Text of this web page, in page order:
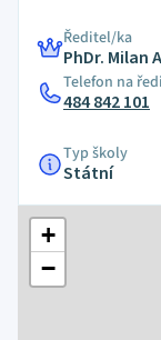
Ředitel/ka
PhDr. Milan
Telefon na
484 842 101
Typ školy
Státní
+
−